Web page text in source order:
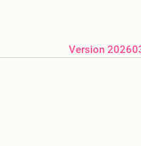
Version